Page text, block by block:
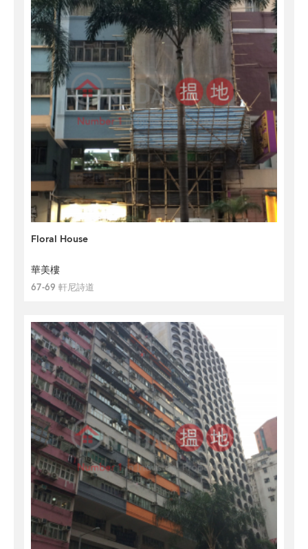
Floral House
華美樓
67-69 軒尼詩道